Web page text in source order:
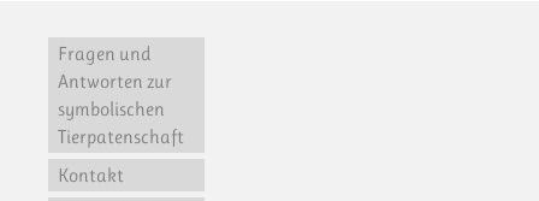
Fragen und
Antworten zur
symbolischen
Tierpatenschaft
Kontakt